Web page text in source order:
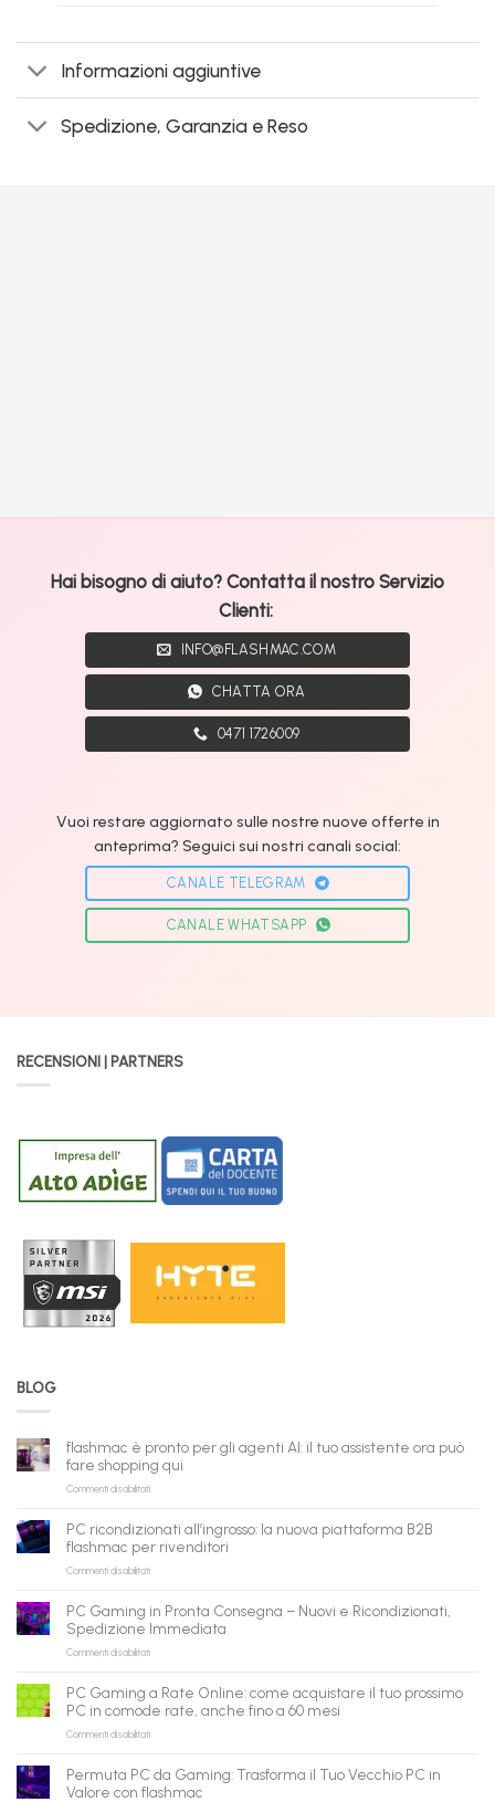
Informazioni aggiuntive
Spedizione, Garanzia e Reso
Hai bisogno di aiuto? Contatta il nostro Servizio
Clienti:
INFO@FLASHMAC.COM
CHATTA ORA
0471 1726009
Vuoi restare aggiornato sulle nostre nuove offerte in
anteprima? Seguici sui nostri canali social:
CANALE TELEGRAM
CANALE WHATSAPP
RECENSIONI | PARTNERS
BLOG
flashmac è pronto per gli agenti AI: il tuo assistente ora può
fare shopping qui
Commenti disabilitatisu
pronto
per
gli
AI:
il
tuo
assistente
può
fare
qui
PC ricondizionati all’ingrosso: la nuova piattaforma B2B
flashmac per rivenditori
Commenti disabilitatisu
ricondizionati
all’ingrosso:
la
nuova
B2B
flashmac
per
rivenditori
PC Gaming in Pronta Consegna – Nuovi e Ricondizionati,
Spedizione Immediata
Commenti disabilitatisu
Gaming
in
Pronta
Consegna
Nuovi
PC Gaming a Rate Online: come acquistare il tuo prossimo
PC in comode rate, anche fino a 60 mesi
Commenti disabilitatisu
Gaming
Permuta PC da Gaming: Trasforma il Tuo Vecchio PC in
Valore con flashmac